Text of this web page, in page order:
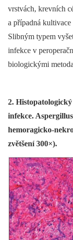
vrstvách, krevních
a případná
Slibným typem
infekce v
biologickými
2.
infekce.
hemoragicko-
zvětšení 300×).